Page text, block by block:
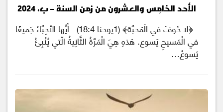
الأحد الخامِس والعشرون من زمن السنة – ب، 2024
﴿لا خَوفَ في الْمَحبَّة﴾ (1يوحنا 18:4) أَيُّها الأحِبَّاءُ جَميعًا
في الْمَسيحِ يَسوع. هَذهِ هِيَ الْمَرَّةُ الثَّانِيةُ الّتي يُنْبِئُ
يَسوعُ…